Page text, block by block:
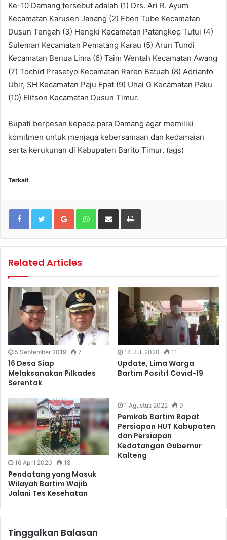
Ke-10 Damang tersebut adalah (1) Drs. Ari R. Ayum
Kecamatan Karusen Janang (2) Eben Tube Kecamatan
Dusun Tengah (3) Hengki Kecamatan Patangkep Tutui (4)
Suleman Kecamatan Pematang Karau (5) Arun Tundi
Kecamatan Benua Lima (6) Taim Wentah Kecamatan Awang
(7) Tochid Prasetyo Kecamatan Raren Batuah (8) Adrianto
Ubir, SH Kecamatan Paju Epat (9) Uhai G Kecamatan Paku
(10) Elitson Kecamatan Dusun Timur.
Bupati berpesan kepada para Damang agar memiliki
komitmen untuk menjaga kebersamaan dan kedamaian
serta kerukunan di Kabupaten Barito Timur. (ags)
Terkait
Google+WhatsApp
Share via Email Print
Related Articles
5 September 2019 7
16 Desa Siap
Melaksanakan Pilkades
Serentak
14 Juli 2020 11
Update, Lima Warga
Bartim Positif Covid-19
16 April 2020 18
Pendatang yang Masuk
Wilayah Bartim Wajib
Jalani Tes Kesehatan
1 Agustus 2022 9
Pemkab Bartim Rapat
Persiapan HUT Kabupaten
dan Persiapan
Kedatangan Gubernur
Kalteng
Tinggalkan Balasan